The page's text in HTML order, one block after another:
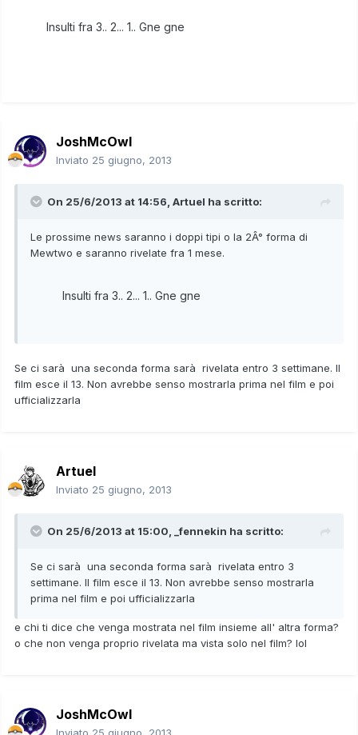
Insulti fra 3.. 2... 1.. Gne gne
JoshMcOwl
Inviato 25 giugno, 2013
On 25/6/2013 at 14:56, Artuel ha scritto:
Le prossime news saranno i doppi tipi o la 2Â° forma di
Mewtwo e saranno rivelate fra 1 mese.
Insulti fra 3.. 2... 1.. Gne gne
Se ci sarà una seconda forma sarà rivelata entro 3 settimane. Il
film esce il 13. Non avrebbe senso mostrarla prima nel film e poi
ufficializzarla
Artuel
Inviato 25 giugno, 2013
On 25/6/2013 at 15:00, _fennekin ha scritto:
Se ci sarà una seconda forma sarà rivelata entro 3
settimane. Il film esce il 13. Non avrebbe senso mostrarla
prima nel film e poi ufficializzarla
e chi ti dice che venga mostrata nel film insieme all' altra forma?
o che non venga proprio rivelata ma vista solo nel film? lol
JoshMcOwl